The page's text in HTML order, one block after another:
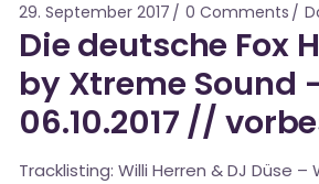
29. September 2017 0 Comments
Die deutsche Fox
by Xtreme Sound
06.10.2017 //
Tracklisting: Willi Herren & DJ Düse